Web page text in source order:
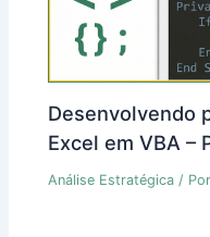
Desenvolvendo
Excel em VBA –
Análise Estratégica /